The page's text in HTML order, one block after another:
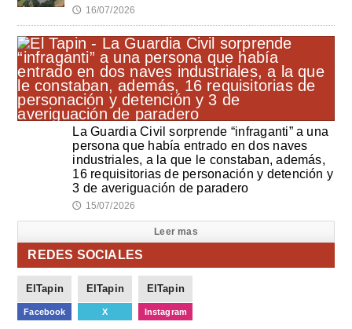
🕔 16/07/2026
La Guardia Civil sorprende “infraganti” a una
persona que había entrado en dos naves
industriales, a la que le constaban, además,
16 requisitorias de personación y detención y
3 de averiguación de paradero
🕔 15/07/2026
Leer mas
REDES SOCIALES
ElTapin
Facebook
ElTapin
X
ElTapin
Instagram